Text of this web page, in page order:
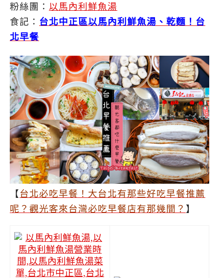
粉絲團： 以馬內利鮮魚湯
食記： 台北中正區以馬內利鮮魚湯、乾麵！台
北早餐
【台北必吃早餐！大台北有那些好吃早餐推薦
呢？觀光客來台灣必吃早餐店有那幾間？ 】